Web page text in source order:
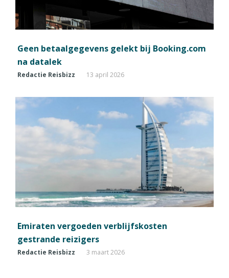
Geen betaalgegevens gelekt bij Booking.com
na datalek
Redactie Reisbizz 13 april 2026
Emiraten vergoeden verblijfskosten
gestrande reizigers
Redactie Reisbizz 3 maart 2026